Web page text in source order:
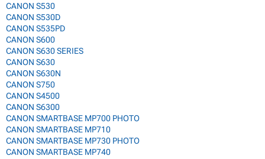
CANON S530
CANON S530D
CANON S535PD
CANON S600
CANON S630 SERIES
CANON S630
CANON S630N
CANON S750
CANON S4500
CANON S6300
CANON SMARTBASE MP700 PHOTO
CANON SMARTBASE MP710
CANON SMARTBASE MP730 PHOTO
CANON SMARTBASE MP740